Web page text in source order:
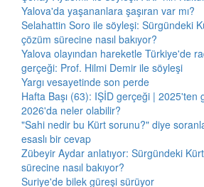
Yalova'da yaşananlara şaşıran var mı?
Selahattin Soro ile söyleşi: Sürgündeki
çözüm sürecine nasıl bakıyor?
Yalova olayından hareketle Türkiye'de
gerçeği: Prof. Hilmi Demir ile söyleşi
Yargı vesayetinde son perde
Hafta Başı (63): IŞİD gerçeği | 2025'ten
2026'da neler olabilir?
"Sahi nedir bu Kürt sorunu?" diye
esaslı bir cevap
Zübeyir Aydar anlatıyor: Sürgündeki
sürecine nasıl bakıyor?
Suriye'de bilek güreşi sürüyor